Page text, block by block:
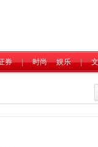
券 | 时尚 娱乐 |